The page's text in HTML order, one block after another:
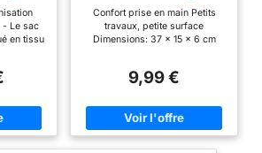
en
-
Le sac
en tissu
pour
têtes
racines,
Balcon et Petites
Surfaces – Pelle à
Terreau Transplantoir
– Jardinage Maison
Confort prise en main Petits
travaux, petite surface
Dimensions: 37 x 15 x 6 cm
9,99 €